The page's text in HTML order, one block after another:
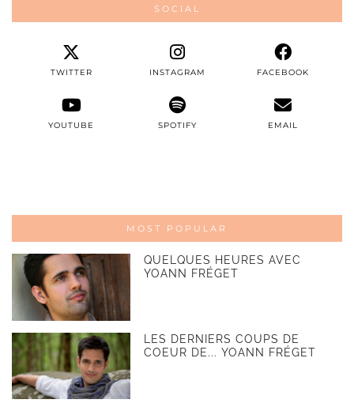
SOCIAL
TWITTER INSTAGRAM FACEBOOK
YOUTUBE SPOTIFY EMAIL
MOST POPULAR
QUELQUES HEURES AVEC
YOANN FRÉGET
LES DERNIERS COUPS DE
COEUR DE... YOANN FRÉGET